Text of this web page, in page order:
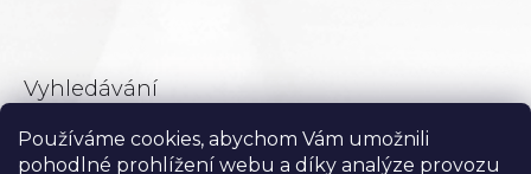
Používáme cookies, abychom Vám umožnili
pohodlné prohlížení webu a díky analýze provozu
Vyhledávání
Hledat